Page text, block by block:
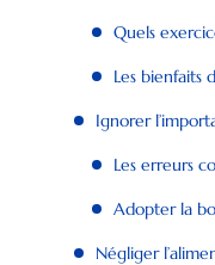
Quels
Les bienfaits
Ignorer
Les erreurs
Adopter la
Négliger